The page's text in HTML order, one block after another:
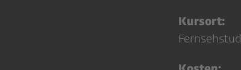
Kursort: